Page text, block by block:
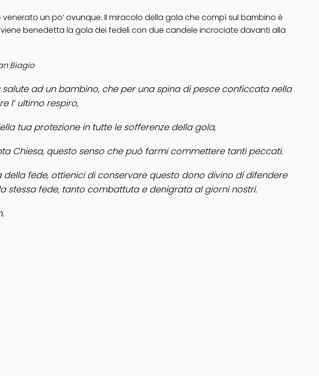
un po’ ovunque. Il miracolo della gola che compì sul bambino è
benedetta la gola dei fedeli con due candele incrociate davanti alla
Biagio
ad un bambino, che per una spina di pesce conficcata nella
l’ ultimo respiro,
tua protezione in tutte le sofferenze della gola,
Chiesa, questo senso che può farmi commettere tanti peccati.
fede, ottienici di conservare questo dono divino di difendere
stessa fede, tanto combattuta e denigrata al giorni nostri.